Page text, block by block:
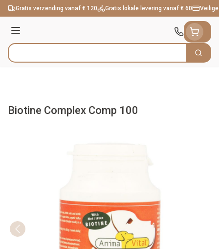
Ga naar de inhoud
Gratis verzending vanaf € 120 Gratis lokale levering vanaf € 60
Menu
Product, merk, categorie... Zoek
Biotine Complex Comp 100